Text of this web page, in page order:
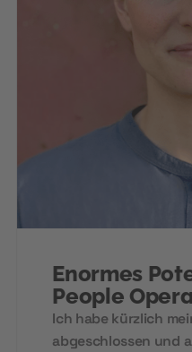
Enormes
People
Ich habe kürzlich
abgeschlossen und